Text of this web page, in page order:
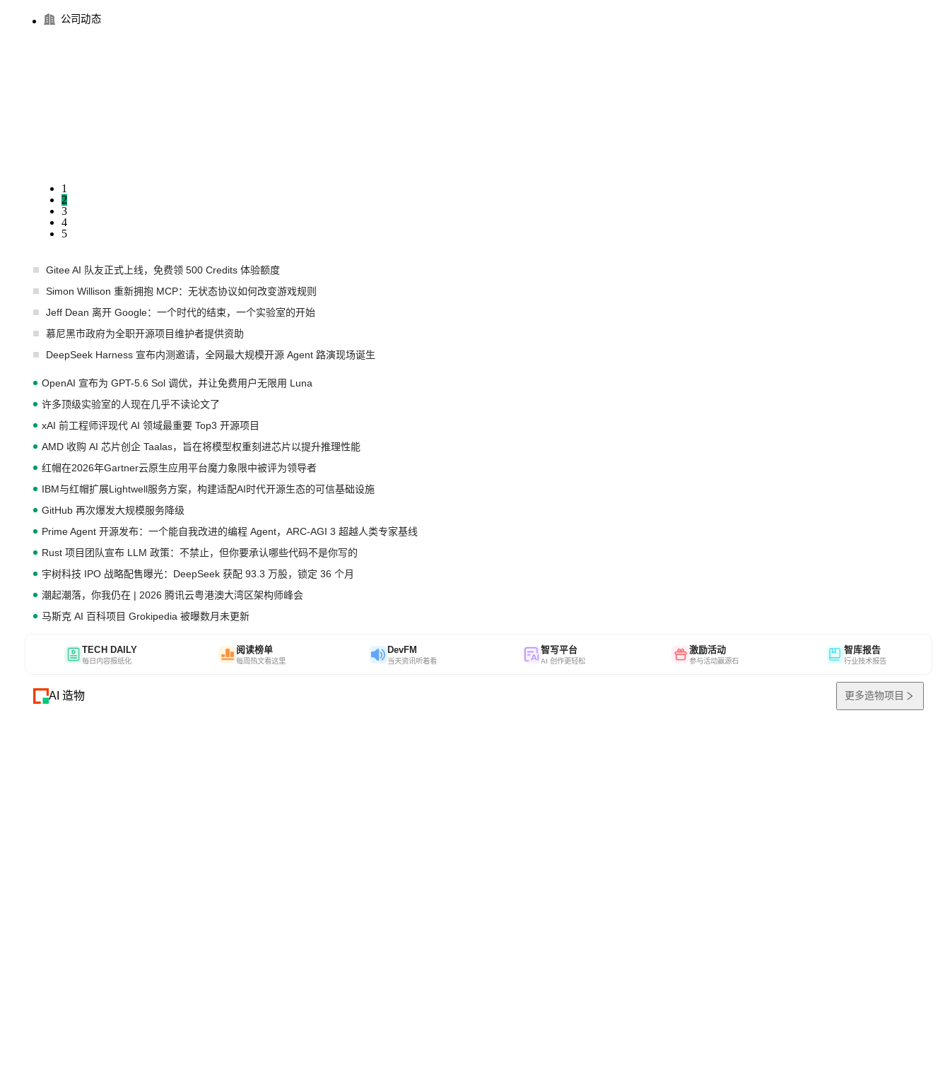
公司动态
1
2
3
4
5
Gitee AI 队友正式上线，免费领 500 Credits 体验额度
Simon Willison 重新拥抱 MCP：无状态协议如何改变游戏规则
Jeff Dean 离开 Google：一个时代的结束，一个实验室的开始
慕尼黑市政府为全职开源项目维护者提供资助
DeepSeek Harness 宣布内测邀请，全网最大规模开源 Agent 路演现场诞生
OpenAI 宣布为 GPT-5.6 Sol 调优，并让免费用户无限用 Luna
许多顶级实验室的人现在几乎不读论文了
xAI 前工程师评现代 AI 领域最重要 Top3 开源项目
AMD 收购 AI 芯片创企 Taalas，旨在将模型权重刻进芯片以提升推理性能
红帽在2026年Gartner云原生应用平台魔力象限中被评为领导者
IBM与红帽扩展Lightwell服务方案，构建适配AI时代开源生态的可信基础设施
GitHub 再次爆发大规模服务降级
Prime Agent 开源发布：一个能自我改进的编程 Agent，ARC-AGI 3 超越人类专家基线
Rust 项目团队宣布 LLM 政策：不禁止，但你要承认哪些代码不是你写的
宇树科技 IPO 战略配售曝光：DeepSeek 获配 93.3 万股，锁定 36 个月
潮起潮落，你我仍在 | 2026 腾讯云粤港澳大湾区架构师峰会
马斯克 AI 百科项目 Grokipedia 被曝数月未更新
TECH DAILY
每日内容报纸化
阅读榜单
每周热文看这里
DevFM
当天资讯听着看
智写平台
AI 创作更轻松
激励活动
参与活动赢源石
智库报告
行业技术报告
AI 造物 更多造物项目